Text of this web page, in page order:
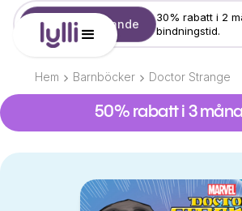
Starta erbjudande
30% rabatt i 2
bindningstid.
Hem Barnböcker Doctor Strange
50% rabatt i 3